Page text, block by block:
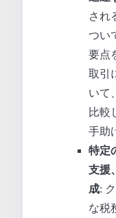
され
つい
要点
取引
いて
比較
手助
特定
支援
成:
な税